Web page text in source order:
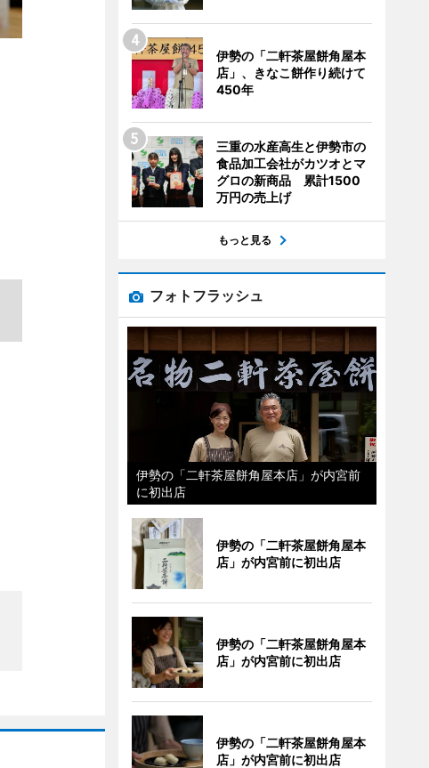
伊勢の「二軒茶屋餅角屋本
店」、きなこ餅作り続けて
450年
三重の水産高生と伊勢市の
食品加工会社がカツオとマ
グロの新商品 累計1500
万円の売上げ
もっと見る
フォトフラッシュ
伊勢の「二軒茶屋餅角屋本店」が内宮前
に初出店
伊勢の「二軒茶屋餅角屋本
店」が内宮前に初出店
伊勢の「二軒茶屋餅角屋本
店」が内宮前に初出店
伊勢の「二軒茶屋餅角屋本
店」が内宮前に初出店